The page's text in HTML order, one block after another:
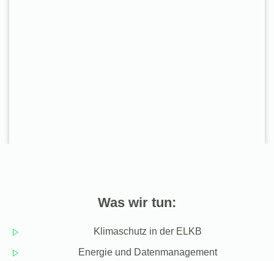
Was wir tun:
Klimaschutz in der ELKB
Energie und Datenmanagement